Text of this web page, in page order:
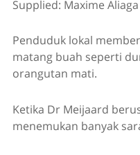
Supplied: Maxime Aliaga
Penduduk lokal
matang buah seperti
orangutan mati.
Ketika Dr Meijaard
menemukan banyak